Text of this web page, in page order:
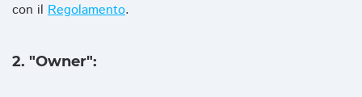
con il Regolamento.
2. "Owner":